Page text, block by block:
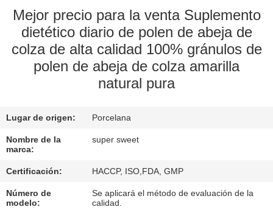
LA
FÁBRICA
CONTROL
ÉNTRENOS
EN
CONTACTO
CON
Mejor precio para la venta Suplemento
dietético diario de polen de abeja de
colza de alta calidad 100% gránulos de
polen de abeja de colza amarilla
natural pura
Lugar de origen: Porcelana
Nombre de la
marca:
super sweet
Certificación: HACCP, ISO,FDA, GMP
Número de
modelo:
Se aplicará el método de evaluación de la
calidad.